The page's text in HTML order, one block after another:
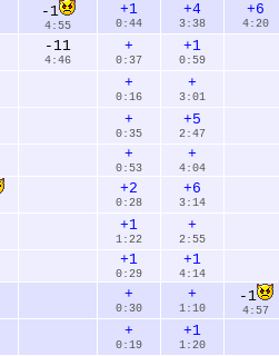
-1
4:55
+1
0:44
+4
3:38
+6
4:20
-11
4:46
+
0:37
+1
0:59
+
0:16
+
3:01
+
0:35
+5
2:47
+
0:53
+
4:04
+2
0:28
+6
3:14
+1
1:22
+
2:55
+1
0:29
+1
4:14
+
0:30
+
1:10
-1
4:57
+
0:19
+1
1:20